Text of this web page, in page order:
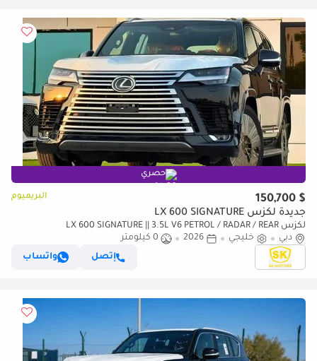
حصري
$ 150,700 البريميوم
جديدة لكزس LX 600 SIGNATURE
لكزس LX 600 SIGNATURE || 3.5L V6 PETROL / RADAR / REAR
ENTERTAINMENT SCREEN / HEADS UP DISPALY / COOL BOX (CODE
دبي خليجي 2026
0 كيلومتر
إتصل
واتساب